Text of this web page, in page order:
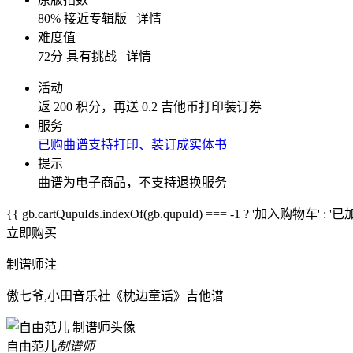
80% 接近专辑版 详情
难度值
72分 具有挑战 详情
活动
返 200 积分，再送 0.2 吉他币打印装订券
服务
已购曲谱支持打印、装订成实体书
提示
曲谱为电子商品，不支持退换服务
{{ gb.cartQupuIds.indexOf(gb.qupuId) === -1 ? '加入购物车' : '
立即购买
制谱师注
傲七爷,小田音乐社《枕边童话》吉他谱
自由范儿制谱师